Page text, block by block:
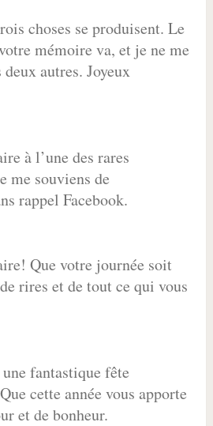
choses se produisent. Le
mémoire va, et je ne me
deux autres. Joyeux
à l’une des rares
me souviens de
rappel Facebook.
Que votre journée soit
rires et de tout ce qui vous
fantastique fête
cette année vous apporte
et de bonheur.